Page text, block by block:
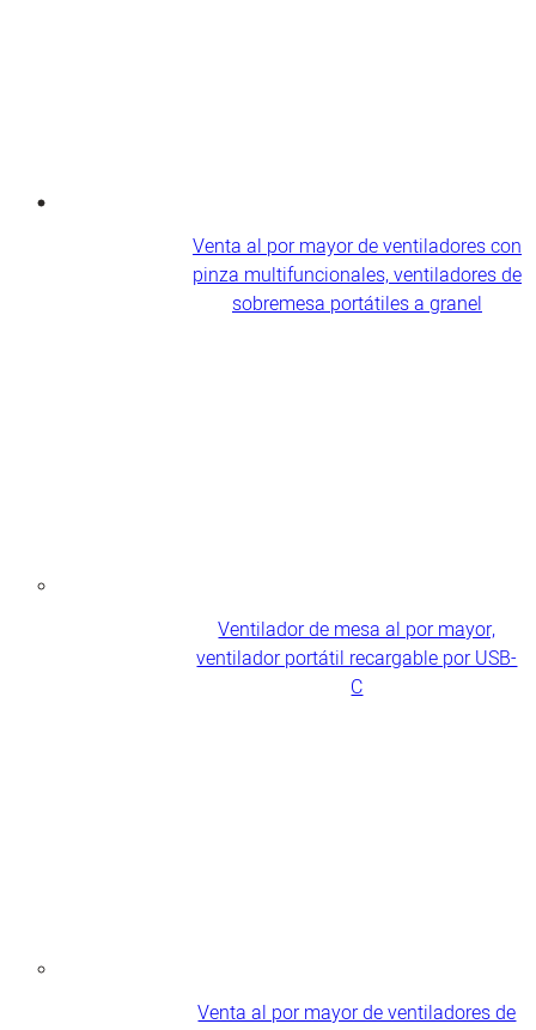
Venta al por mayor de ventiladores con
pinza multifuncionales, ventiladores de
sobremesa portátiles a granel
Ventilador de mesa al por mayor,
ventilador portátil recargable por USB-
C
Venta al por mayor de ventiladores de